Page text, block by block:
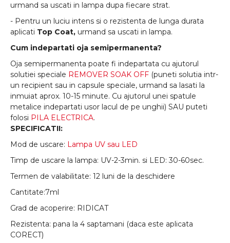
urmand sa uscati in lampa dupa fiecare strat.
- Pentru un luciu intens si o rezistenta de lunga durata
aplicati Top Coat, urmand sa uscati in lampa.
Cum indepartati oja semipermanenta?
Oja semipermanenta poate fi indepartata cu ajutorul
solutiei speciale REMOVER SOAK OFF (puneti solutia intr-
un recipient sau in capsule speciale, urmand sa lasati la
inmuiat aprox. 10-15 minute. Cu ajutorul unei spatule
metalice indepartati usor lacul de pe unghii) SAU puteti
folosi PILA ELECTRICA.
SPECIFICATII:
Mod de uscare: Lampa UV sau LED
Timp de uscare la lampa: UV-2-3min. si LED: 30-60sec.
Termen de valabilitate: 12 luni de la deschidere
Cantitate:7ml
Grad de acoperire: RIDICAT
Rezistenta: pana la 4 saptamani (daca este aplicata
CORECT)